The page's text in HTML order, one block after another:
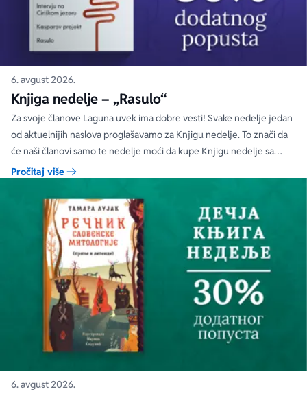
6. avgust 2026.
Knjiga nedelje – „Rasulo“
Za svoje članove Laguna uvek ima dobre vesti! Svake nedelje jedan
od aktuelnijih naslova proglašavamo za Knjigu nedelje. To znači da
će naši članovi samo te nedelje moći da kupe Knjigu nedelje sa
specijalnim DODATNIM popustom od 30%.
Pročitaj više
6. avgust 2026.